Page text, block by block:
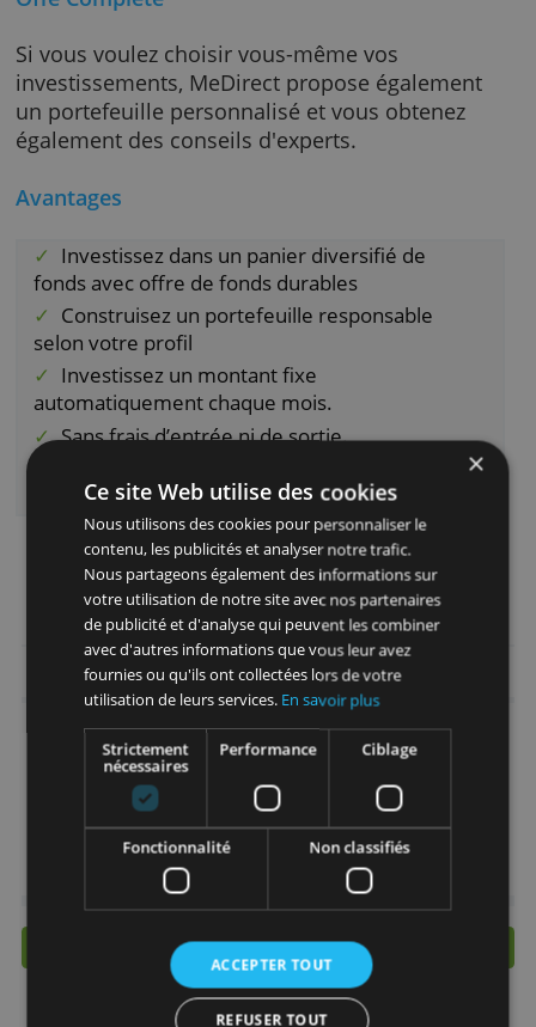
Vous avez besoin d'un investissement initial
pour pouvoir démarrer, après cela, vous
tous les mois.
Offe Complète
Si vous voulez choisir vous-même vos
investissements, MeDirect propose
un portefeuille personnalisé et vous obtenez
également des conseils d'experts.
Avantages
Investissez dans un panier diversifié de
fonds avec offre de fonds durables
Construisez un portefeuille responsable
selon votre profil
Investissez un montant fixe
automatiquement chaque mois.
Sans frais d’entrée ni de sortie.
Soutien et expertise de NN Investment
Partners et Morningstar
> Choisissez ici un plan
chez MeDirect !
Frais et caractéristiques
Ce site Web utilise des cookies
Nous utilisons des cookies pour personnaliser le
contenu, les publicités et analyser notre trafic.
Nous partageons également des informations sur
votre utilisation de notre site avec nos partenaires
avec d'autres informations que vous leur avez
fournies ou qu'ils ont collectées lors de votre
utilisation de leurs services.En savoir plus